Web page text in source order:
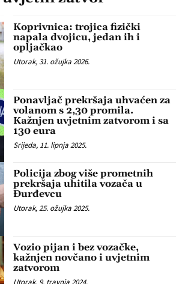
Koprivnica: trojica fizički
napala dvojicu, jedan ih i
opljačkao
Utorak, 31. ožujka 2026.
Ponavljač prekršaja uhvaćen za
volanom s 2,30 promila.
Kažnjen uvjetnim zatvorom i sa
130 eura
Srijeda, 11. lipnja 2025.
Policija zbog više prometnih
prekršaja uhitila vozača u
Đurđevcu
Utorak, 25. ožujka 2025.
Vozio pijan i bez vozačke,
kažnjen novčano i uvjetnim
zatvorom
Utorak, 9. travnja 2024.